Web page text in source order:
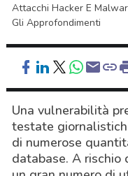
Attacchi Hacker E
Gli Approfondimenti
Una vulnerabilità
testate
di numerose
database. A rischio